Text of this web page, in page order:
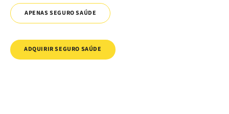
APENAS SEGURO SAÚDE
ADQUIRIR SEGURO SAÚDE